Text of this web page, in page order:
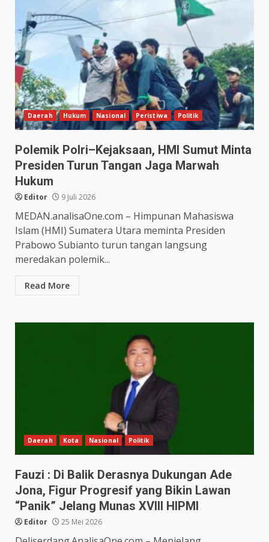
Daerah Hukum Nasional Peristiwa Politik
Polemik Polri–Kejaksaan, HMI Sumut Minta
Presiden Turun Tangan Jaga Marwah
Hukum
Editor 9 Juli 2026
MEDAN.analisaOne.com – Himpunan Mahasiswa
Islam (HMI) Sumatera Utara meminta Presiden
Prabowo Subianto turun tangan langsung
meredakan polemik...
Read More
Daerah Kota Nasional Politik
Fauzi : Di Balik Derasnya Dukungan Ade
Jona, Figur Progresif yang Bikin Lawan
“Panik” Jelang Munas XVIII HIPMI
Editor 25 Mei 2026